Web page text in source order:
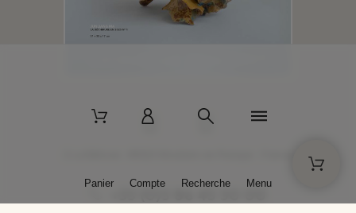
+33 (0)3 86 45 50 00
Panier Compte Recherche Menu